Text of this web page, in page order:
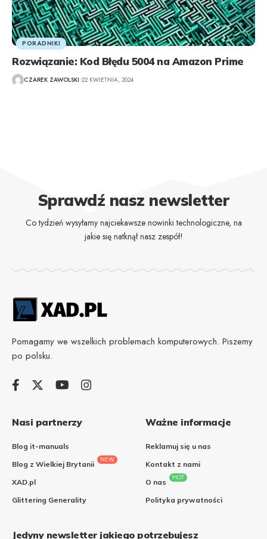
PORADNIKI
Rozwiązanie: Kod Błędu 5004 na Amazon Prime
CZAREK ZAWOLSKI 22 KWIETNIA, 2024
Sprawdź nasz newsletter
Co tydzień wysyłamy najciekawsze nowinki technologiczne, na
jakie się natknął nasz zespół!
Pomagamy we wszelkich problemach komputerowych. Piszemy
po polsku.
Nasi partnerzy
Blog it-manuals
Blog z Wielkiej Brytanii
NEW
XAD.pl
Glittering Generality
Ważne informacje
Reklamuj się u nas
Kontakt z nami
O nas
HOT
Polityka prywatności
Jedyny newsletter jakiego potrzebujesz